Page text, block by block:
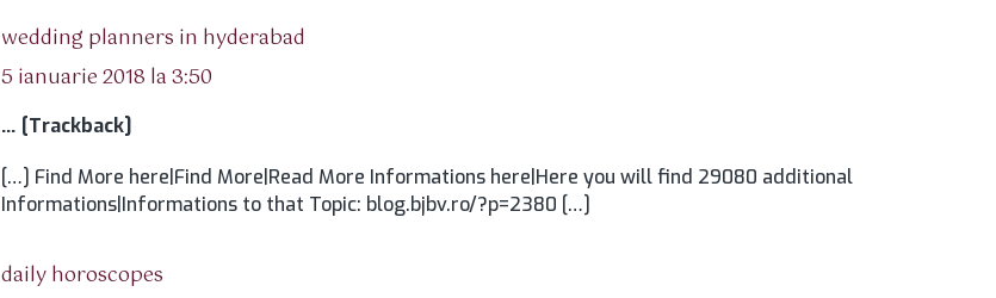
wedding planners in hyderabad
5 ianuarie 2018 la 3:50
… [Trackback]
[…] Find More here|Find More|Read More Informations here|Here you will find 29080 additional
Informations|Informations to that Topic: blog.bjbv.ro/?p=2380 […]
daily horoscopes